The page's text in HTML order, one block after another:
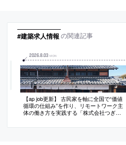
#建築求人情報 の関連記事
2026.8.03 MON
【ap job更新】 古民家を軸に全国で“価値
循環の仕組み”を作り、リモートワーク主
体の働き方を実践する「株式会社つぎ
を募集中